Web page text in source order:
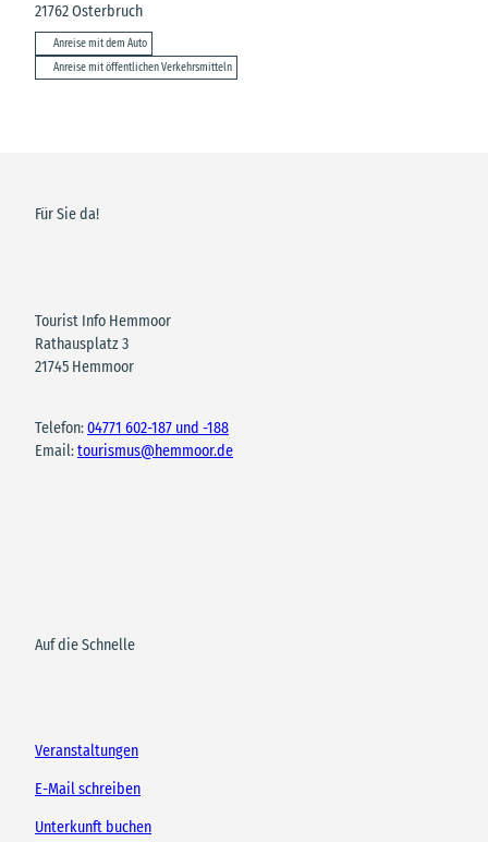
21762Osterbruch
Anreise mit dem Auto
Anreise mit öffentlichen Verkehrsmitteln
Für Sie da!
Tourist Info Hemmoor
Rathausplatz 3
21745 Hemmoor
Telefon:04771 602-187 und -188
Email:tourismus@hemmoor.de
Auf die Schnelle
Veranstaltungen
E-Mail schreiben
Unterkunft buchen